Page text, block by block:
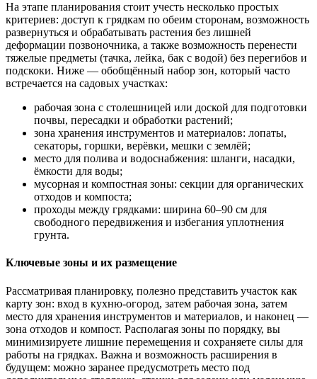
На этапе планирования стоит учесть несколько простых
критериев: доступ к грядкам по обеим сторонам, возможность
развернуться и обрабатывать растения без лишней
деформации позвоночника, а также возможность перенести
тяжелые предметы (тачка, лейка, бак с водой) без перегибов и
подскоки. Ниже — обобщённый набор зон, который часто
встречается на садовых участках:
рабочая зона с столешницей или доской для подготовки
почвы, пересадки и обработки растений;
зона хранения инструментов и материалов: лопаты,
секаторы, горшки, верёвки, мешки с землёй;
место для полива и водоснабжения: шланги, насадки,
ёмкости для воды;
мусорная и компостная зоны: секции для органических
отходов и компоста;
проходы между грядками: ширина 60–90 см для
свободного передвижения и избегания уплотнения
грунта.
Ключевые зоны и их размещение
Рассматривая планировку, полезно представить участок как
карту зон: вход в кухню-огород, затем рабочая зона, затем
место для хранения инструментов и материалов, и наконец —
зона отходов и компост. Располагая зоны по порядку, вы
минимизируете лишние перемещения и сохраняете силы для
работы на грядках. Важна и возможность расширения в
будущем: можно заранее предусмотреть место под